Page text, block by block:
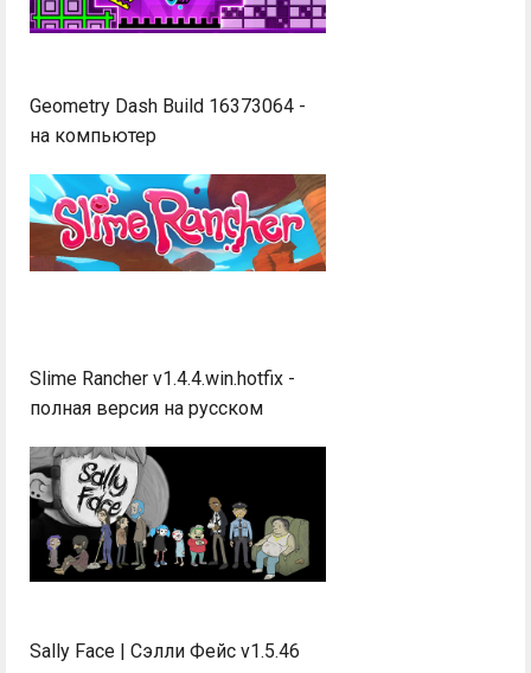
Geometry Dash Build 16373064 -
на компьютер
Slime Rancher v1.4.4.win.hotfix -
полная версия на русском
Sally Face | Сэлли Фейс v1.5.46